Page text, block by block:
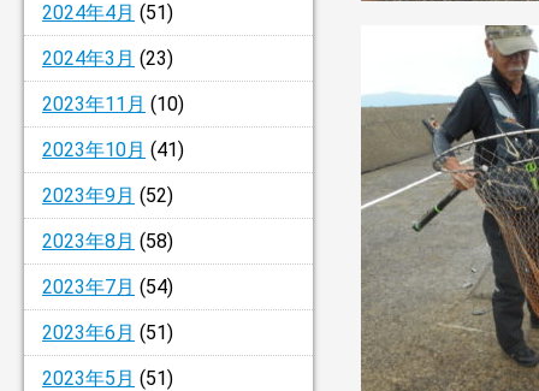
2024年4月 (51)
2024年3月 (23)
2023年11月 (10)
2023年10月 (41)
2023年9月 (52)
2023年8月 (58)
2023年7月 (54)
2023年6月 (51)
2023年5月 (51)